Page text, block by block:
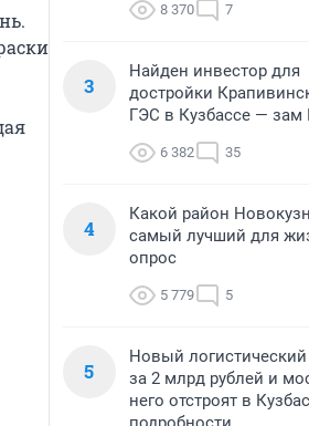
8 370 7
3
Найден инвестор для
достройки
ГЭС в Кузбассе — зам
6 382 35
4
Какой район
самый лучший для
опрос
5 779 5
5
Новый логистический
за 2 млрд рублей и
него отстроят в